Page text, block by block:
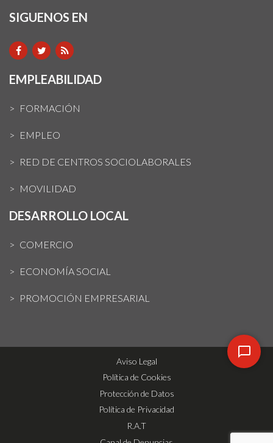
SIGUENOS EN
EMPLEABILIDAD
FORMACIÓN
EMPLEO
RED DE CENTROS SOCIOLABORALES
MOVILIDAD
DESARROLLO LOCAL
COMERCIO
ECONOMÍA SOCIAL
PROMOCIÓN EMPRESARIAL
Aviso Legal
Política de Cookies
Protección de Datos
Política de Privacidad
R.A.T